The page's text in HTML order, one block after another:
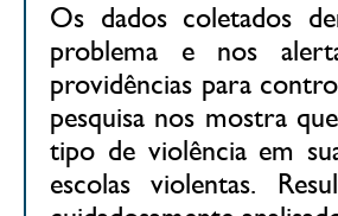
Os dados coletados
problema e nos
providências para
pesquisa nos mostra
tipo de violência em
escolas violentas.